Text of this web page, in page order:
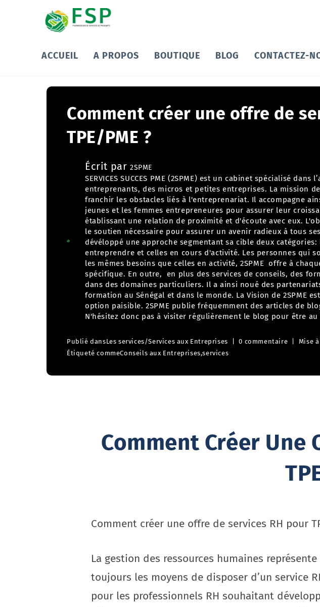
ACCUEIL A PROPOS BOUTIQUE BLOG CONTACTEZ-
Comment créer une offre de
TPE/PME ?
Écrit par2SPME
SERVICES SUCCES PME (2SPME) est un cabinet spécialisé dans
entreprenants, des micros et petites entreprises. La mission de 2SPME est d'aider les entreprises à
franchir les obstacles liés à l'entreprenariat. Il accompagne
jeunes et les femmes entrepreneures pour assurer leur
établissant une relation de proximité et d'écoute avec eux. L'objectif de 2SPME est de fournir tout
le soutien nécessaire pour assurer un avenir radieux à tous
dévéloppé une approche segmentant sa cible deux
entreprendre et celles en cours d'activité. Les personnes qui souhaitent entreprendre n'ayant pas
les mêmes besoins que celles en activité, 2SPME offre à
spécifique. En outre, en plus des services de conseils, des
dans des domaines particuliers. Il a ainsi noué des
formation au Sénégal et dans le monde. La Vision de 2SPME est de faire de l'entreprenariat une
option paisible. 2SPME publie fréquemment des articles de blog sur son domaine d'intérêt.
N'hésitez donc pas à visiter régulièrement le blog
Publié dansLes services/Services aux Entreprises 0 commentaire Mise
Étiqueté commeConseils aux Entreprises,services
Comment Créer Une
Comment créer une offre de services RH pour
La gestion des ressources humaines
toujours les moyens de disposer d’un service
pour les professionnels RH souhaitant